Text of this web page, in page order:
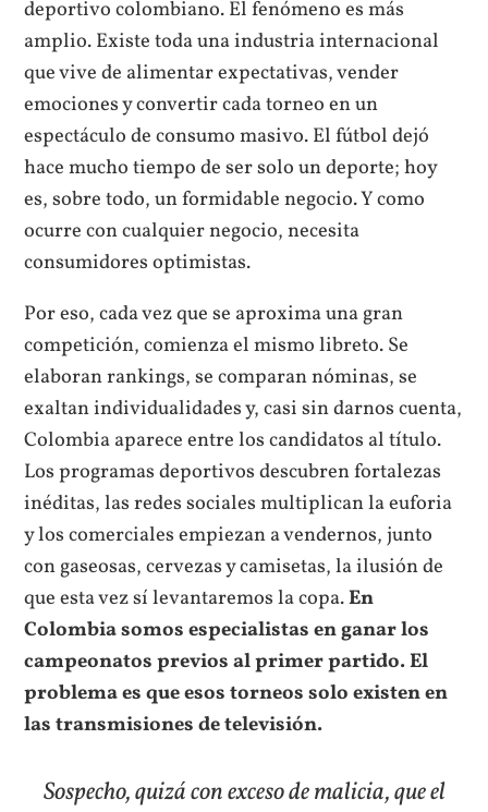
deportivo colombiano. El fenómeno es más
amplio. Existe toda una industria internacional
que vive de alimentar expectativas, vender
emociones y convertir cada torneo en un
espectáculo de consumo masivo. El fútbol dejó
hace mucho tiempo de ser solo un deporte; hoy
es, sobre todo, un formidable negocio. Y como
ocurre con cualquier negocio, necesita
consumidores optimistas.
Por eso, cada vez que se aproxima una gran
competición, comienza el mismo libreto. Se
elaboran rankings, se comparan nóminas, se
exaltan individualidades y, casi sin darnos cuenta,
Colombia aparece entre los candidatos al título.
Los programas deportivos descubren fortalezas
inéditas, las redes sociales multiplican la euforia
y los comerciales empiezan a vendernos, junto
con gaseosas, cervezas y camisetas, la ilusión de
que esta vez sí levantaremos la copa.En
Colombia somos especialistas en ganar los
campeonatos previos al primer partido. El
problema es que esos torneos solo existen en
las transmisiones de televisión.
Sospecho, quizá con exceso de malicia, que el